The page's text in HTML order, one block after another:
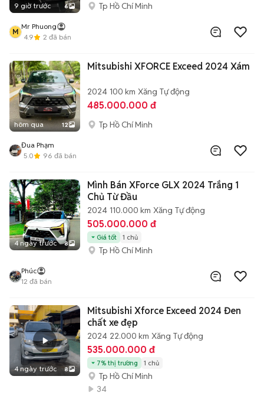
9 giờ trước 6 Tp Hồ Chí Minh
M
Mr Phuong
4.9
2 đã bán
hôm qua 12
Mitsubishi XFORCE Exceed 2024 Xám
2024 100 km Xăng Tự động
485.000.000 đ
Tp Hồ Chí Minh
Đua Phạm
5.0
96 đã bán
4 ngày trước 8
Mình Bán XForce GLX 2024 Trắng 1
Chủ Từ Đầu
2024 110.000 km Xăng Tự động
505.000.000 đ
Giá tốt 1 chủ
Tp Hồ Chí Minh
Phúc
12 đã bán
4 ngày trước 8
Mitsubishi Xforce Exceed 2024 Đen
chất xe đẹp
2024 22.000 km Xăng Tự động
535.000.000 đ
7% thị trường 1 chủ
Tp Hồ Chí Minh
34